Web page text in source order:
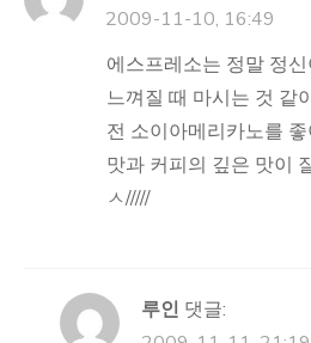
2009-11-10, 16:49
에스프레소는 정말 정
느껴질 때 마시는 것 같
전 소이아메리카노를
맛과 커피의 깊은 맛이
ㅅ/////
루인 댓글: